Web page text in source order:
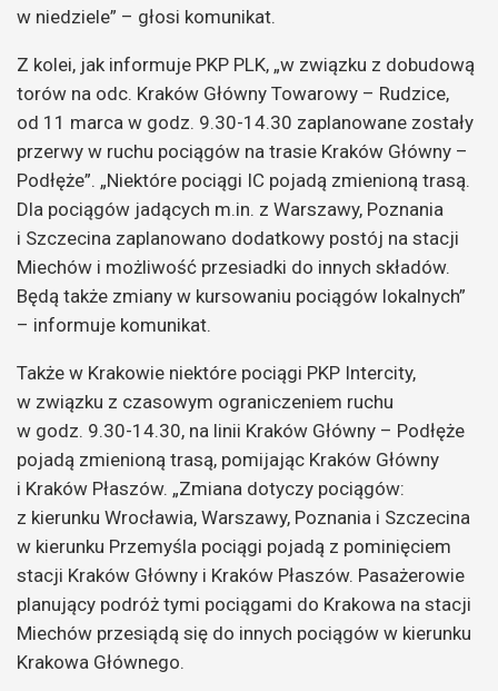
w niedziele” – głosi komunikat.
Z kolei, jak informuje PKP PLK, „w związku z dobudową
torów na odc. Kraków Główny Towarowy – Rudzice,
od 11 marca w godz. 9.30-14.30 zaplanowane zostały
przerwy w ruchu pociągów na trasie Kraków Główny –
Podłęże”. „Niektóre pociągi IC pojadą zmienioną trasą.
Dla pociągów jadących m.in. z Warszawy, Poznania
i Szczecina zaplanowano dodatkowy postój na stacji
Miechów i możliwość przesiadki do innych składów.
Będą także zmiany w kursowaniu pociągów lokalnych”
– informuje komunikat.
Także w Krakowie niektóre pociągi PKP Intercity,
w związku z czasowym ograniczeniem ruchu
w godz. 9.30-14.30, na linii Kraków Główny – Podłęże
pojadą zmienioną trasą, pomijając Kraków Główny
i Kraków Płaszów. „Zmiana dotyczy pociągów:
z kierunku Wrocławia, Warszawy, Poznania i Szczecina
w kierunku Przemyśla pociągi pojadą z pominięciem
stacji Kraków Główny i Kraków Płaszów. Pasażerowie
planujący podróż tymi pociągami do Krakowa na stacji
Miechów przesiądą się do innych pociągów w kierunku
Krakowa Głównego.